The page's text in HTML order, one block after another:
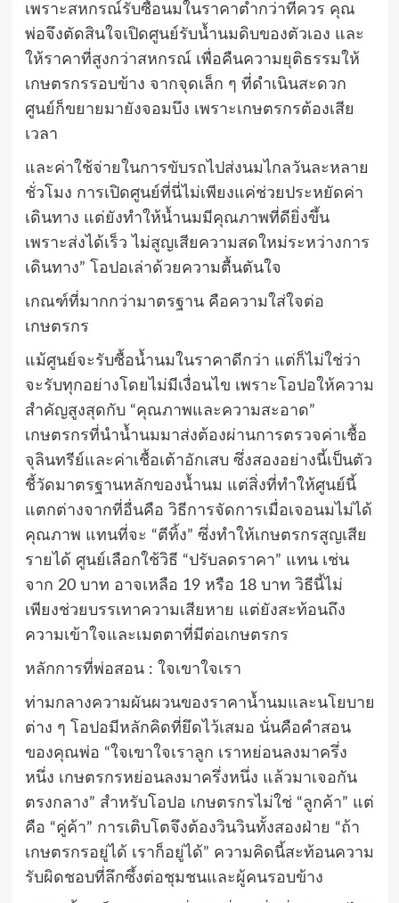
เพราะสหกรณ์รับซื้อนมในราคาต่ำกว่าที่ควร คุณ
พ่อจึงตัดสินใจเปิดศูนย์รับน้ำนมดิบของตัวเอง และ
ให้ราคาที่สูงกว่าสหกรณ์ เพื่อคืนความยุติธรรมให้
เกษตรกรรอบข้าง จากจุดเล็ก ๆ ที่ดำเนินสะดวก
ศูนย์ก็ขยายมายังจอมบึง เพราะเกษตรกรต้องเสีย
เวลา
และค่าใช้จ่ายในการขับรถไปส่งนมไกลวันละหลาย
ชั่วโมง การเปิดศูนย์ที่นี่ไม่เพียงแค่ช่วยประหยัดค่า
เดินทาง แต่ยังทำให้น้ำนมมีคุณภาพที่ดียิ่งขึ้น
เพราะส่งได้เร็ว ไม่สูญเสียความสดใหม่ระหว่างการ
เดินทาง” โอปอเล่าด้วยความตื้นตันใจ
เกณฑ์ที่มากกว่ามาตรฐาน คือความใส่ใจต่อ
เกษตรกร
แม้ศูนย์จะรับซื้อน้ำนมในราคาดีกว่า แต่ก็ไม่ใช่ว่า
จะรับทุกอย่างโดยไม่มีเงื่อนไข เพราะโอปอให้ความ
สำคัญสูงสุดกับ “คุณภาพและความสะอาด”
เกษตรกรที่นำน้ำนมมาส่งต้องผ่านการตรวจค่าเชื้อ
จุลินทรีย์และค่าเชื้อเต้าอักเสบ ซึ่งสองอย่างนี้เป็นตัว
ชี้วัดมาตรฐานหลักของน้ำนม แต่สิ่งที่ทำให้ศูนย์นี้
แตกต่างจากที่อื่นคือ วิธีการจัดการเมื่อเจอนมไม่ได้
คุณภาพ แทนที่จะ “ตีทิ้ง” ซึ่งทำให้เกษตรกรสูญเสีย
รายได้ ศูนย์เลือกใช้วิธี “ปรับลดราคา” แทน เช่น
จาก 20 บาท อาจเหลือ 19 หรือ 18 บาท วิธีนี้ไม่
เพียงช่วยบรรเทาความเสียหาย แต่ยังสะท้อนถึง
ความเข้าใจและเมตตาที่มีต่อเกษตรกร
หลักการที่พ่อสอน : ใจเขาใจเรา
ท่ามกลางความผันผวนของราคาน้ำนมและนโยบาย
ต่าง ๆ โอปอมีหลักคิดที่ยึดไว้เสมอ นั่นคือคำสอน
ของคุณพ่อ “ใจเขาใจเราลูก เราหย่อนลงมาครึ่ง
หนึ่ง เกษตรกรหย่อนลงมาครึ่งหนึ่ง แล้วมาเจอกัน
ตรงกลาง” สำหรับโอปอ เกษตรกรไม่ใช่ “ลูกค้า” แต่
คือ “คู่ค้า” การเติบโตจึงต้องวินวินทั้งสองฝ่าย “ถ้า
เกษตรกรอยู่ได้ เราก็อยู่ได้” ความคิดนี้สะท้อนความ
รับผิดชอบที่ลึกซึ้งต่อชุมชนและผู้คนรอบข้าง